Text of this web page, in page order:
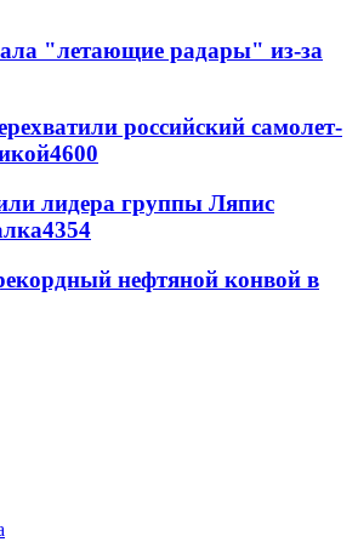
"летающие радары" из-за
российский самолет-
4600
лидера группы Ляпис
4354
нефтяной конвой в